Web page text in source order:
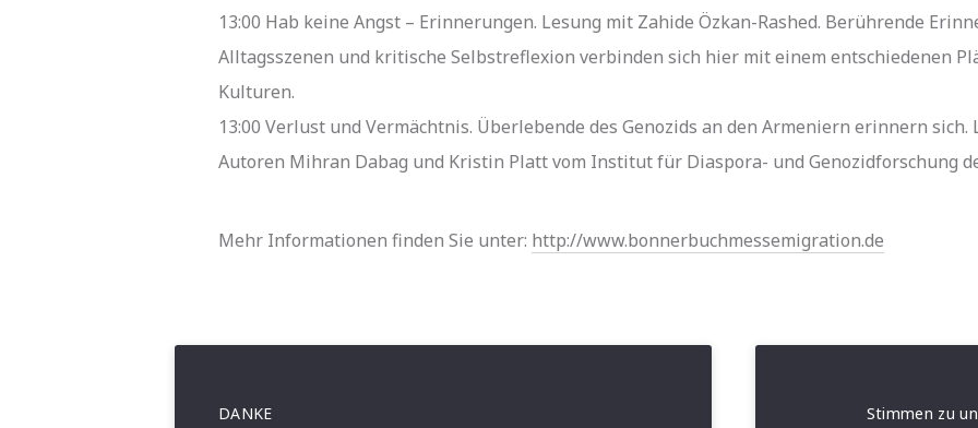
13:00 Hab keine Angst – Erinnerungen. Lesung mit Zahide Özkan-Rashed. Berührende
Alltagsszenen und kritische Selbstreflexion verbinden sich hier mit einem entschiedenen
Kulturen.
13:00 Verlust und Vermächtnis. Überlebende des Genozids an den Armeniern erinnern
Autoren Mihran Dabag und Kristin Platt vom Institut für Diaspora- und Genozidforschung
Mehr Informationen finden Sie unter: http://www.bonnerbuchmessemigration.de
DANKE Stimmen zu